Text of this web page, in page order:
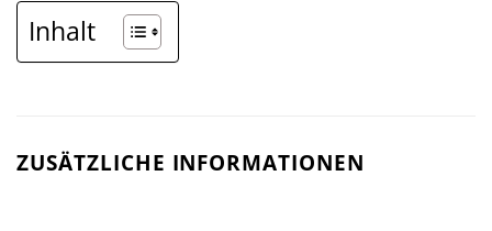
Inhalt
ZUSÄTZLICHE INFORMATIONEN